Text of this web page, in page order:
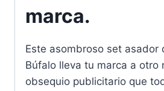
marca.
Este asombroso set asador
Búfalo lleva tu marca a otro
obsequio publicitario que